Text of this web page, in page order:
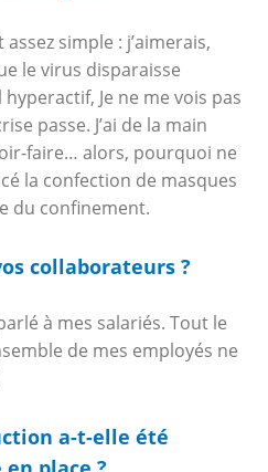
assez simple : j’aimerais,
le virus disparaisse
Je ne me vois pas
passe. J’ai de la main
faire… alors, pourquoi ne
la confection de masques
du confinement.
collaborateurs ?
à mes salariés. Tout le
de mes employés ne
a-t-elle été